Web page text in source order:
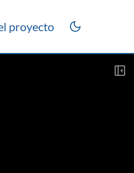
proyecto